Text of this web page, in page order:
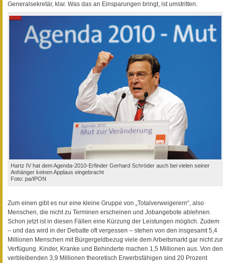
Generalsekretär, klar. Was das an Einsparungen bringt, ist umstritten.
Hartz IV hat dem Agenda-2010-Erfinder Gerhard Schröder auch bei vielen seiner
Anhänger keinen Applaus eingebracht
Foto: pa/IPON
Zum einen gibt es nur eine kleine Gruppe von „Totalverweigerern“, also
Menschen, die nicht zu Terminen erscheinen und Jobangebote ablehnen.
Schon jetzt ist in diesen Fällen eine Kürzung der Leistungen möglich. Zudem
– und das wird in der Debatte oft vergessen – stehen von den insgesamt 5,4
Millionen Menschen mit Bürgergeldbezug viele dem Arbeitsmarkt gar nicht zur
Verfügung. Kinder, Kranke und Behinderte machen 1,5 Millionen aus. Von den
verbleibenden 3,9 Millionen theoretisch Erwerbsfähigen sind 20 Prozent